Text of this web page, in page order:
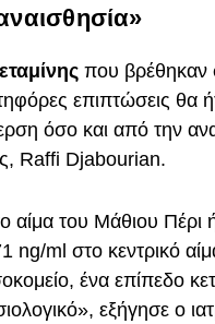
που βρέθηκαν
επιπτώσεις θα
όσο και από την
Raffi Djabourian.
αίμα του Μάθιου
ng/ml στο κεντρικό
ένα επίπεδο
εξήγησε ο